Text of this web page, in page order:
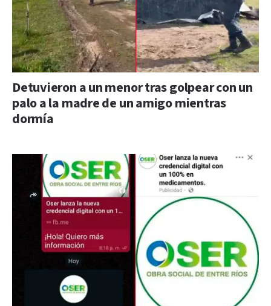
Detuvieron a un menor tras golpear con un
palo a la madre de un amigo mientras
dormía